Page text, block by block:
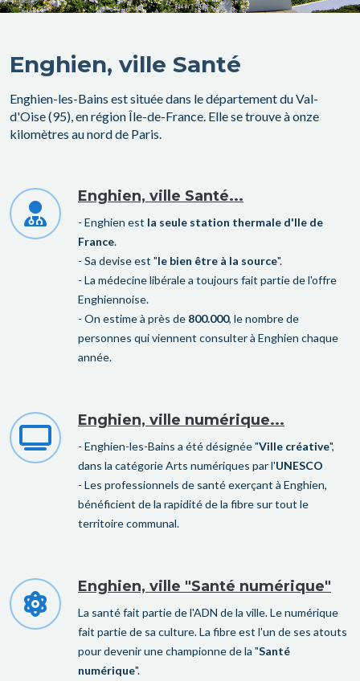
Enghien, ville Santé
Enghien-les-Bains est située dans le département du Val-
d'Oise (95), en région Île-de-France. Elle se trouve à onze
kilomètres au nord de Paris.
Enghien, ville Santé...
- Enghien est la seule station thermale d'Ile de
France.
- Sa devise est "le bien être à la source".
- La médecine libérale a toujours fait partie de l'offre
Enghiennoise.
- On estime à près de 800.000, le nombre de
personnes qui viennent consulter à Enghien chaque
année.
Enghien, ville numérique...
- Enghien-les-Bains a été désignée "Ville créative",
dans la catégorie Arts numériques par l'UNESCO
- Les professionnels de santé exerçant à Enghien,
bénéficient de la rapidité de la fibre sur tout le
territoire communal.
Enghien, ville "Santé numérique"
La santé fait partie de l'ADN de la ville. Le numérique
fait partie de sa culture. La fibre est l'un de ses atouts
pour devenir une championne de la "Santé
numérique".